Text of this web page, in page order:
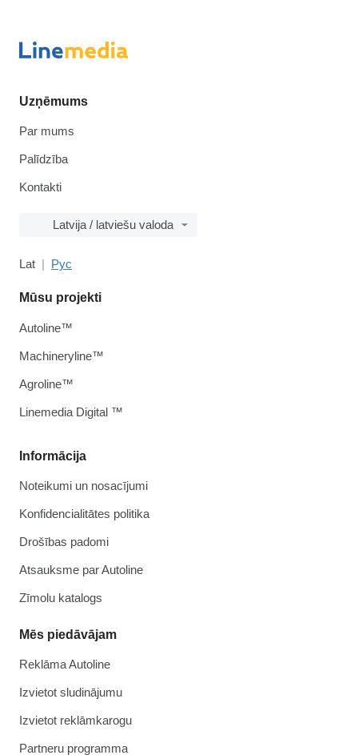
Uzņēmums
Par mums
Palīdzība
Kontakti
Latvija / latviešu valoda
Lat Рус
Informācija
Noteikumi un nosacījumi
Konfidencialitātes politika
Drošības padomi
Atsauksme par Autoline
Zīmolu katalogs
Mēs piedāvājam
Reklāma Autoline
Izvietot sludinājumu
Izvietot reklāmkarogu
Partneru programma
Mūsu projekti
Autoline™
Machineryline™
Agroline™
Linemedia Digital ™